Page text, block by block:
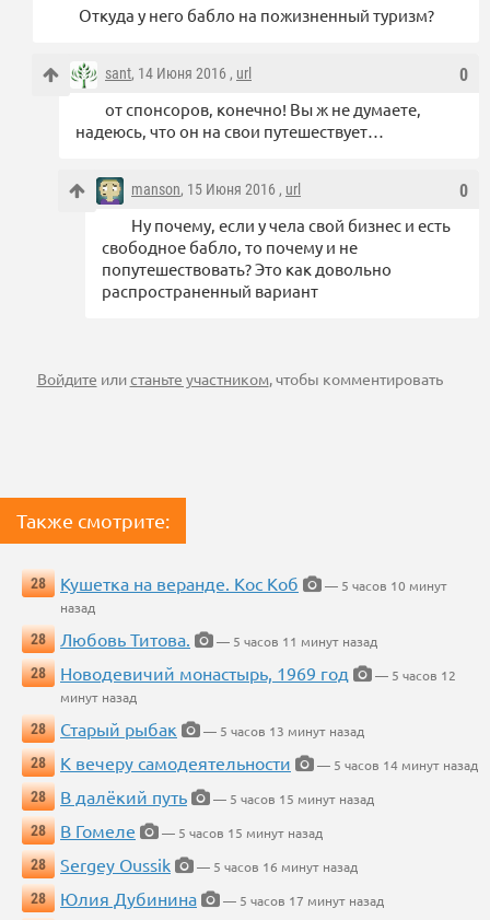
Откуда у него бабло на пожизненный туризм?
0
sant, 14 Июня 2016 , url
от спонсоров, конечно! Вы ж не думаете,
надеюсь, что он на свои путешествует…
0
manson, 15 Июня 2016 , url
Ну почему, если у чела свой бизнес и есть
свободное бабло, то почему и не
попутешествовать? Это как довольно
распространенный вариант
Войдите илистаньте участником, чтобы комментировать
Также смотрите:
28 Кушетка на веранде. Кос Коб
— 5 часов 10 минут
назад
28
Любовь Титова.
— 5 часов 11 минут назад
28
Новодевичий монастырь, 1969 год
— 5 часов 12
минут назад
28
Старый рыбак
— 5 часов 13 минут назад
28
К вечеру самодеятельности
— 5 часов 14 минут назад
28
В далёкий путь
— 5 часов 15 минут назад
28
В Гомеле
— 5 часов 15 минут назад
28
Sergey Oussik
— 5 часов 16 минут назад
28
Юлия Дубинина
— 5 часов 17 минут назад